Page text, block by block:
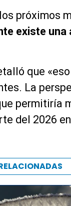
próximos
existe
que
La
permitiría
del 2026